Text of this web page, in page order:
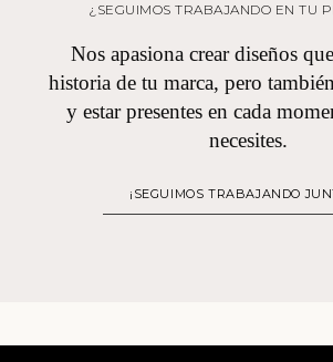
¿SEGUIMOS TRABAJANDO EN TU
Nos apasiona crear diseños
historia de tu marca, pero
y estar presentes en cada
necesites.
¡SEGUIMOS TRABAJANDO